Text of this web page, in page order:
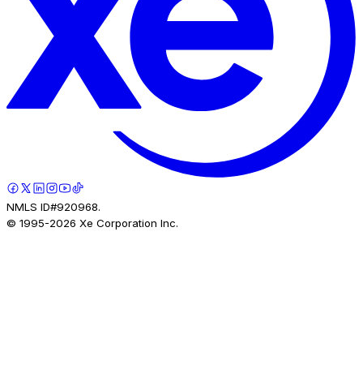
NMLS ID#920968.
© 1995-2026 Xe Corporation Inc.